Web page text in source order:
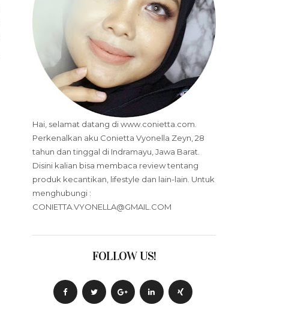
Hai, selamat datang di www.conietta.com.
Perkenalkan aku Conietta Vyonella Zeyn, 28
tahun dan tinggal di Indramayu, Jawa Barat.
Disini kalian bisa membaca review tentang
produk kecantikan, lifestyle dan lain-lain. Untuk
menghubungi :
CONIETTA.VYONELLA@GMAIL.COM
FOLLOW US!